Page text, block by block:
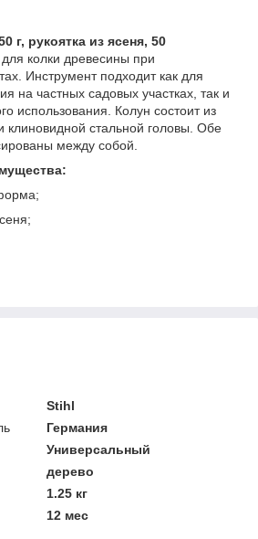
г, рукоятка из ясеня, 50
колки древесины при
Инструмент подходит как для
на частных садовых участках, так и
использования. Колун состоит из
клиновидной стальной головы. Обе
между собой.
Stihl
Германия
Универсальный
дерево
1.25 кг
12 мес